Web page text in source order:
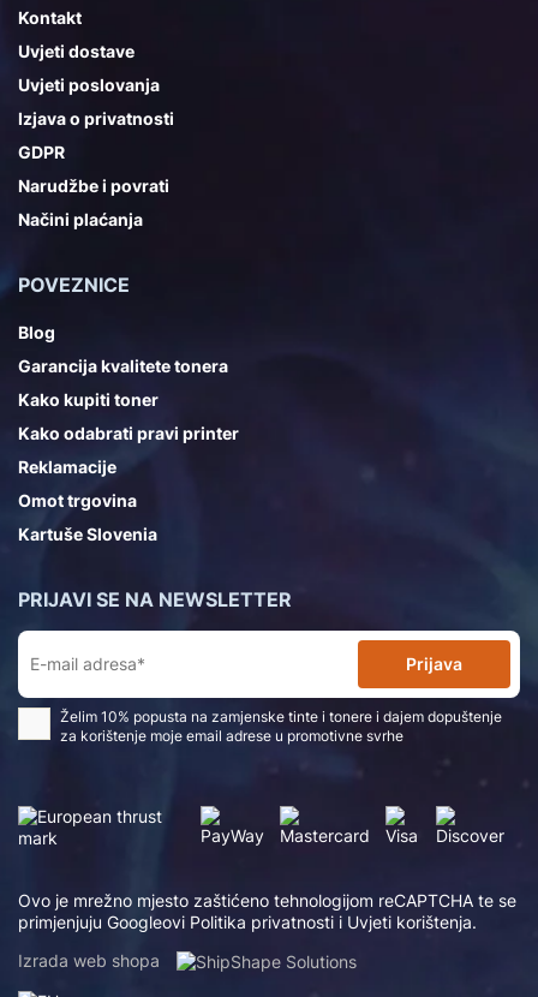
Kontakt
Uvjeti dostave
Uvjeti poslovanja
Izjava o privatnosti
GDPR
Narudžbe i povrati
Načini plaćanja
POVEZNICE
Blog
Garancija kvalitete tonera
Kako kupiti toner
Kako odabrati pravi printer
Reklamacije
Omot trgovina
Kartuše Slovenia
Ovo je mrežno mjesto zaštićeno tehnologijom reCAPTCHA te se
primjenjuju Googleovi Politika privatnosti i Uvjeti korištenja.
Izrada web shopa
PRIJAVI SE NA NEWSLETTER
Prijava
Želim 10% popusta na zamjenske tinte i tonere i dajem dopuštenje
za korištenje moje email adrese u promotivne svrhe